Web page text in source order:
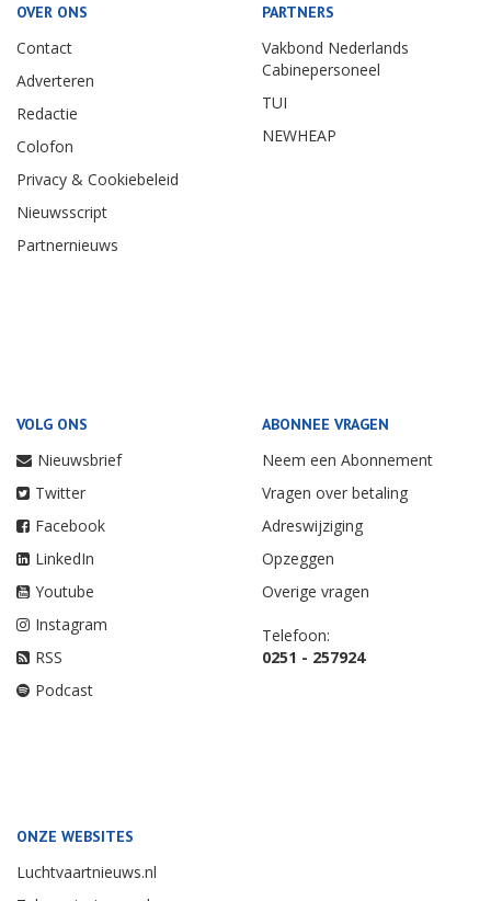
OVER ONS
Contact
Adverteren
Redactie
Colofon
Privacy & Cookiebeleid
Nieuwsscript
Partnernieuws
PARTNERS
Vakbond Nederlands
Cabinepersoneel
TUI
NEWHEAP
VOLG ONS
Nieuwsbrief
Twitter
Facebook
LinkedIn
Youtube
Instagram
RSS
Podcast
ABONNEE VRAGEN
Neem een Abonnement
Vragen over betaling
Adreswijziging
Opzeggen
Overige vragen
Telefoon:
0251 - 257924
ONZE WEBSITES
Luchtvaartnieuws.nl